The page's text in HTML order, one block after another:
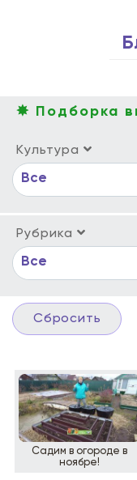
✸ Подборка
Культура
Все
Рубрика
Все
Садим в огороде в
ноябре!